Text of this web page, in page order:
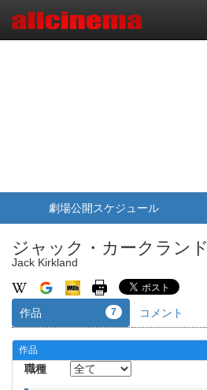
劇場公開スケジュール
ジャック・カークランド
Jack Kirkland
作品 7 コメント
作品
職種